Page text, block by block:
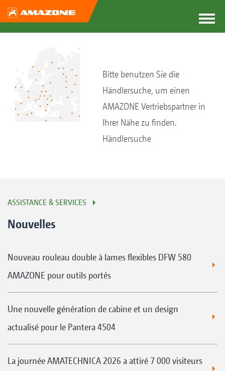
Bitte benutzen Sie die
Händlersuche, um einen
AMAZONE Vertriebspartner in
Ihrer Nähe zu finden.
Händlersuche
ASSISTANCE & SERVICES
Nouvelles
Nouveau rouleau double à lames flexibles DFW 580
AMAZONE pour outils portés
Une nouvelle génération de cabine et un design
actualisé pour le Pantera 4504
La journée AMATECHNICA 2026 a attiré 7 000 visiteurs